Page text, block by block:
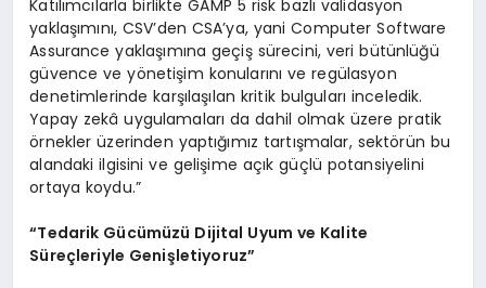
Katılımcılarla birlikte GAMP 5 risk bazlı validasyon
yaklaşımını, CSV’den CSA’ya, yani Computer Software
Assurance yaklaşımına geçiş sürecini, veri bütünlüğü
güvence ve yönetişim konularını ve regülasyon
denetimlerinde karşılaşılan kritik bulguları inceledik.
Yapay zekâ uygulamaları da dahil olmak üzere pratik
örnekler üzerinden yaptığımız tartışmalar, sektörün bu
alandaki ilgisini ve gelişime açık güçlü potansiyelini
ortaya koydu.”
“Tedarik Gücümüzü Dijital Uyum ve Kalite
Süreçleriyle Genişletiyoruz”